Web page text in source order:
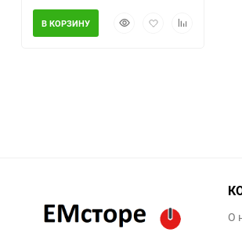
БыстрыйДобавитьДобавить
В КОРЗИНУ
О